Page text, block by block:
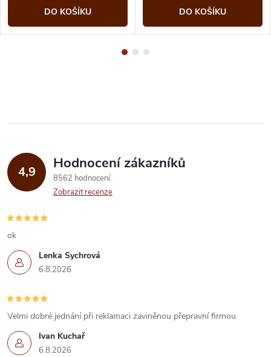
DO KOŠÍKU DO KOŠÍKU
4,9 Hodnocení zákazníků
8562 hodnocení
Zobrazit recenze
Lenka Sychrová
6.8.2026
ok
Ivan Kuchař
6.8.2026
Velmi dobré jednání při reklamaci zaviněnou přepravní firmou